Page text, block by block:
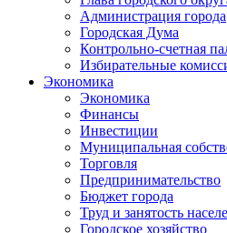
Администрация города
Городская Дума
Контрольно-счетная
Избирательные
Экономика
Экономика
Финансы
Инвестиции
Муниципальная
Торговля
Предпринимательство
Бюджет города
Труд и занятость
Городское хозяйство